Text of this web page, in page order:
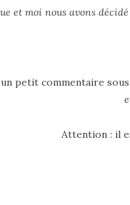
et moi nous avons
petit commentaire sous
Attention : il